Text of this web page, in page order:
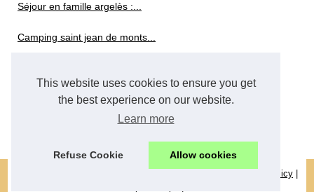
This website uses cookies to ensure you get
the best experience on our website.
Learn more
Refuse Cookie Allow cookies
Séjour en famille argelès :...
Camping saint jean de monts...
Camping argelès-sur-mer...
Cookies Policy